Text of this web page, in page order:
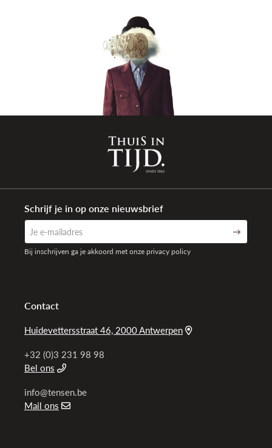
Contact
Huidevettersstraat 46, 2000 Antwerpen
+32 (0)3 231 98 98
Bel ons
info@tensen.be
Mail ons
Schrijf je in op onze nieuwsbrief
Bij inschrijven ga je akkoord met onze privacy policy